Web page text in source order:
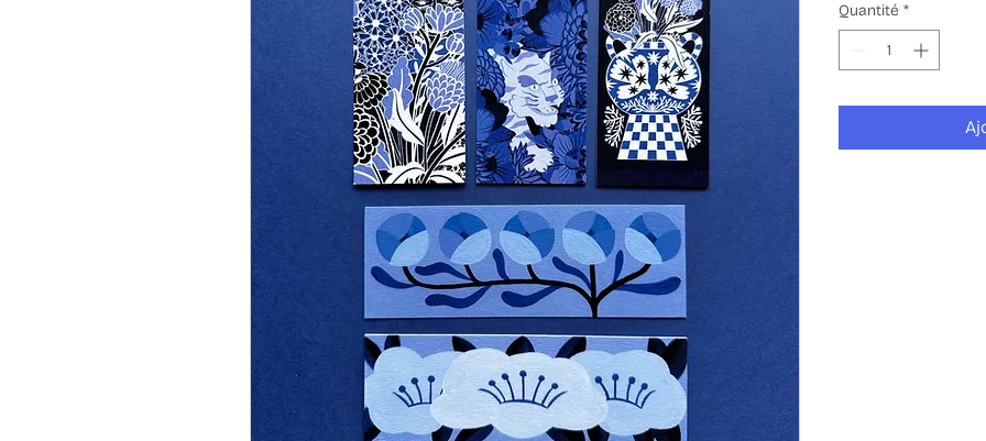
Quantité *